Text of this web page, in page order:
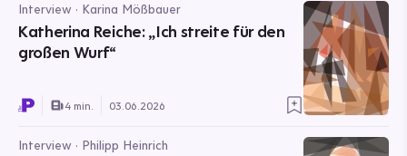
Interview · Karina Mößbauer
Katherina Reiche: „Ich streite für den
großen Wurf“
4 min. 03.06.2026
Interview · Philipp Heinrich